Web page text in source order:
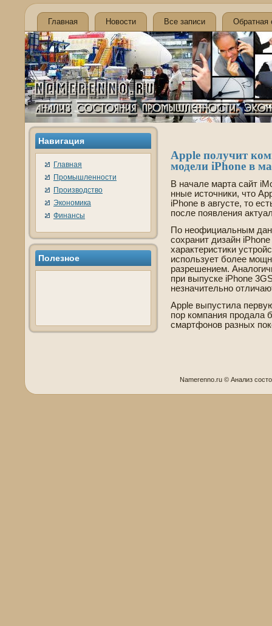
Главная Новости Все записи Обратная
Навигация
Главная
Промышленности
Производство
Экономика
Финансы
Полезное
Apple получит
моде­ли iPhone в
В начале марта сайт
нные источники, что
iPhone в августе, то
после появления
По неофициальным
сохранит дизайн
характеристики
использует более
разрешением.
при выпуске iPhone
незначительно
Apple выпустила
пор компания продала
смартфонов разных
Namerenno.ru © Анализ